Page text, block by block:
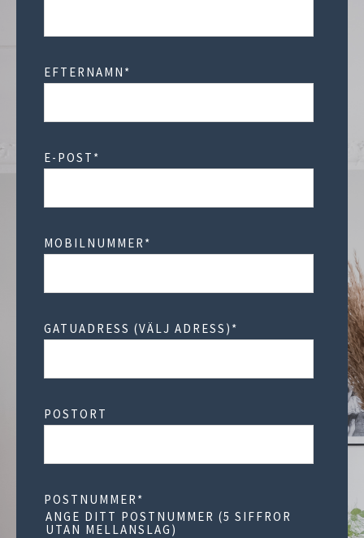
EFTERNAMN *
E-POST *
MOBILNUMMER *
GATUADRESS (VÄLJ ADRESS) *
POSTORT
POSTNUMMER *
ANGE DITT POSTNUMMER (5 SIFFROR
UTAN MELLANSLAG)